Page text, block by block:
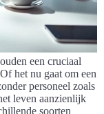
een cruciaal
het nu gaat om een
personeel zoals
leven aanzienlijk
soorten